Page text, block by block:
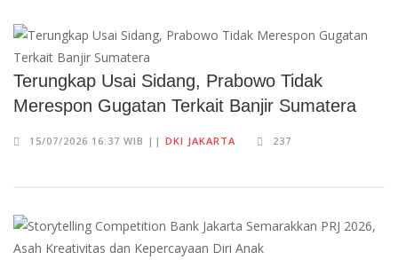
Terungkap Usai Sidang, Prabowo Tidak
Merespon Gugatan Terkait Banjir Sumatera
15/07/2026 16:37 WIB || DKI JAKARTA 237